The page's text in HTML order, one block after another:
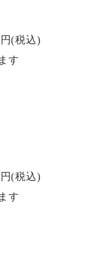
(税込)
す
(税込)
す